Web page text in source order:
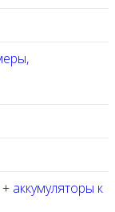
аккумуляторы к